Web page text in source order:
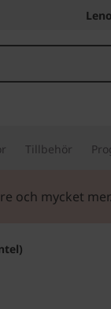
Tillbehör
och mycket